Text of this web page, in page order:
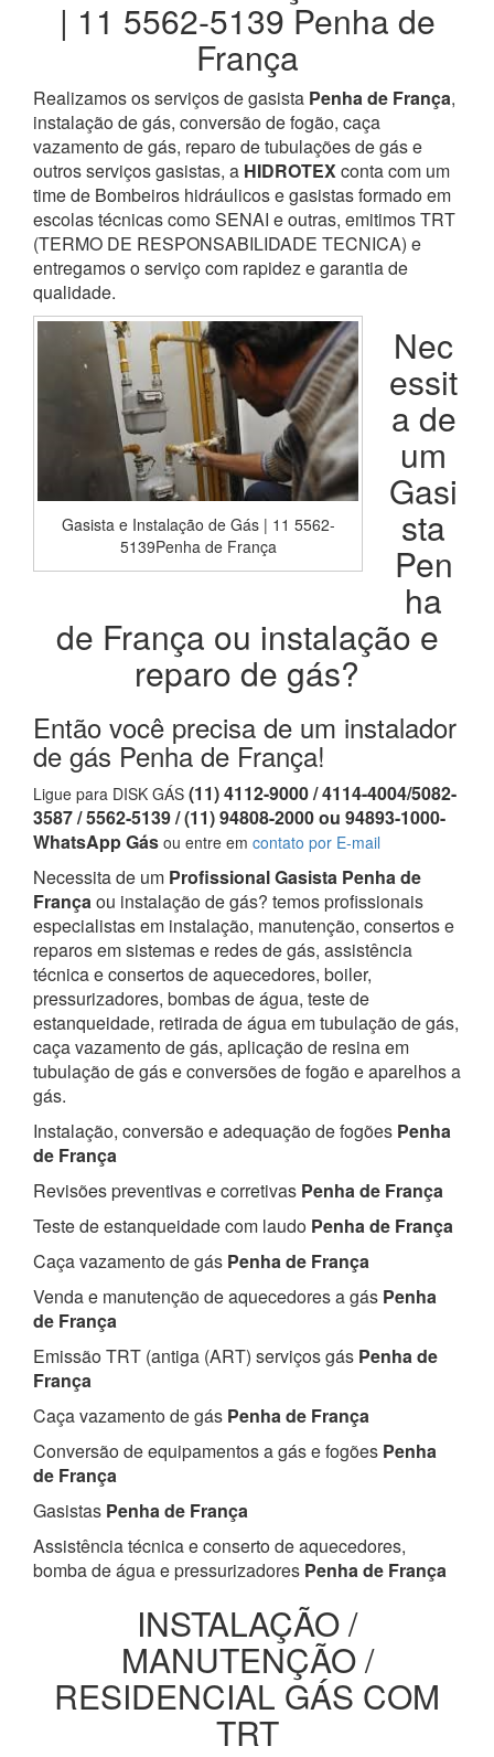
| 11 5562-5139 Penha de
França
Realizamos os serviços de gasista Penha de França,
instalação de gás, conversão de fogão, caça
vazamento de gás, reparo de tubulações de gás e
outros serviços gasistas, a HIDROTEXconta com um
time de Bombeiros hidráulicos e gasistas formado em
escolas técnicas como SENAI e outras, emitimos TRT
(TERMO DE RESPONSABILIDADE TECNICA) e
entregamos o serviço com rapidez e garantia de
qualidade.
Gasista e Instalação de Gás | 11 5562-
5139Penha de França
Nec
essit
a de
um
Gasi
sta
Pen
ha
de França ou instalação e
reparo de gás?
Então você precisa de um instalador
de gás Penha de França!
Ligue para DISK GÁS (11) 4112-9000 / 4114-4004/5082-
3587 / 5562-5139 / (11) 94808-2000 ou 94893-1000-
WhatsApp Gás ou entre em contato por E-mail
Necessita de um Profissional Gasista Penha de
Françaou instalação de gás? temos profissionais
especialistas em instalação, manutenção, consertos e
reparos em sistemas e redes de gás, assistência
técnica e consertos de aquecedores, boiler,
pressurizadores, bombas de água, teste de
estanqueidade, retirada de água em tubulação de gás,
caça vazamento de gás, aplicação de resina em
tubulação de gás e conversões de fogão e aparelhos a
gás.
Instalação, conversão e adequação de fogões Penha
de França
Revisões preventivas e corretivas Penha de França
Teste de estanqueidade com laudo Penha de França
Caça vazamento de gás Penha de França
Venda e manutenção de aquecedores a gás Penha
de França
Emissão TRT (antiga (ART) serviços gás Penha de
França
Caça vazamento de gás Penha de França
Conversão de equipamentos a gás e fogões Penha
de França
Gasistas Penha de França
Assistência técnica e conserto de aquecedores,
bomba de água e pressurizadores Penha de França
INSTALAÇÃO /
MANUTENÇÃO /
RESIDENCIAL GÁS COM
TRT